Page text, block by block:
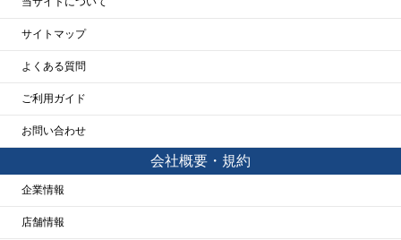
サイトマップ
よくある質問
ご利用ガイド
お問い合わせ
会社概要・規約
企業情報
店舗情報